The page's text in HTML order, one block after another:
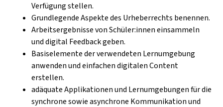
Verfügung stellen.
Grundlegende Aspekte des Urheberrechts benennen.
Arbeitsergebnisse von Schüler:innen einsammeln
und digital Feedback geben.
Basiselemente der verwendeten Lernumgebung
anwenden und einfachen digitalen Content
erstellen.
adäquate Applikationen und Lernumgebungen für die
synchrone sowie asynchrone Kommunikation und